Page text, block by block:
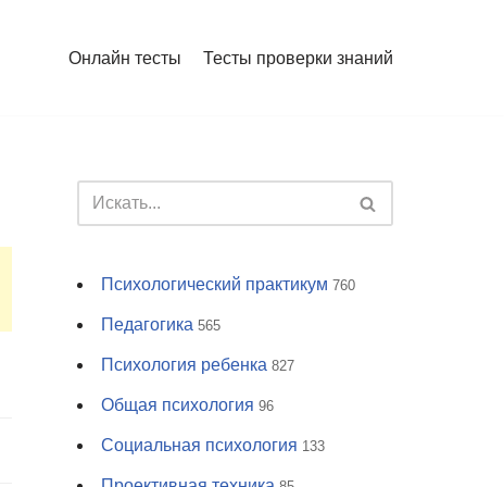
Онлайн тесты Тесты проверки знаний
Психологический практикум 760
Педагогика 565
Психология ребенка 827
Общая психология 96
Социальная психология 133